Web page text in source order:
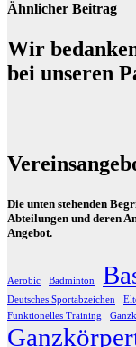
Ähnlicher Beitrag
Wir
bei unseren
Die unten stehenden
Abteilungen und deren
Angebot.
Aerobic Badminton
Deutsches Sportabzeichen
Funktionelles Training